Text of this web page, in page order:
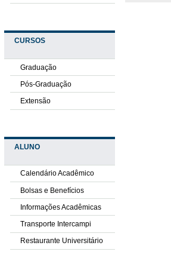
CURSOS
Graduação
Pós-Graduação
Extensão
ALUNO
Calendário Acadêmico
Bolsas e Benefícios
Informações Acadêmicas
Transporte Intercampi
Restaurante Universitário